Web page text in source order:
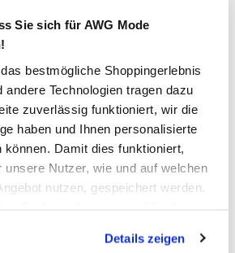
Sie sich für AWG Mode
bestmögliche Shoppingerlebnis
andere Technologien tragen dazu
zuverlässig funktioniert, wir die
haben und Ihnen personalisierte
können. Damit dies funktioniert,
unsere Nutzer, wie und auf welchen
nutzen, gespeichert werden.
der Nutzung der Webseite auf jeden
Details zeigen
in 1–3 Werktagen
innerhalb 14 Tage
in Ihre Wunschfiliale
Zur Wunschliste hinzufügen